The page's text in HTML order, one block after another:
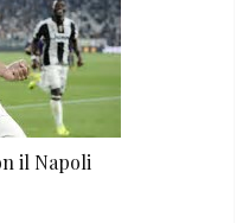
il Napoli